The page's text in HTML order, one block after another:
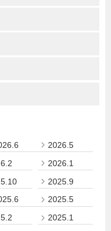
2026.5
2026.1
2025.9
2025.5
2025.1